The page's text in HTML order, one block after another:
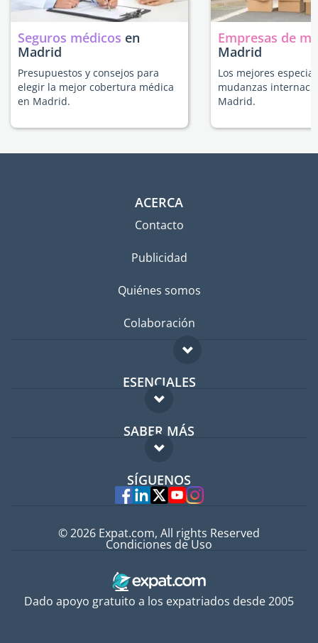
Seguros médicos en
Madrid
Presupuestos y consejos para
elegir la mejor cobertura médica
en Madrid.
Empresas de
Madrid
Los mejores
mudanzas
Madrid.
ACERCA
Contacto
Publicidad
Quiénes somos
Colaboración
ESENCIALES
Foro para expatriados
Guía para expatriados
Trabajos en el extranjero
SABER MÁS
FAQ
Expertos
SÍGUENOS
Dado apoyo gratuito a los expatriados desde 2005
© 2026 Expat.com, All rights Reserved
Condiciones de Uso